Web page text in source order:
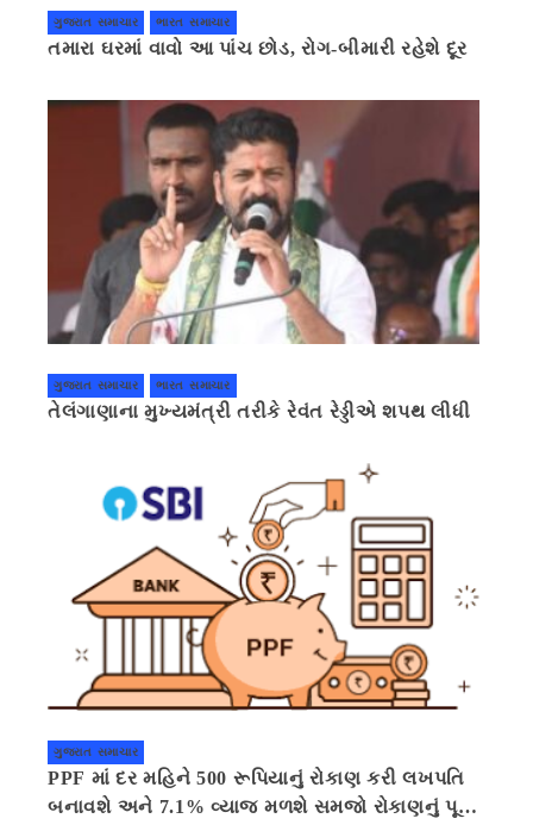
ગુજરાત સમાચાર ભારત સમાચાર
તમારા ઘરમાં વાવો આ પાંચ છોડ, રોગ-બીમારી રહેશે દૂર
ગુજરાત સમાચાર ભારત સમાચાર
તેલંગાણાના મુખ્યમંત્રી તરીકે રેવંત રેડ્ડીએ શપથ લીધી
ગુજરાત સમાચાર
PPF માં દર મહિને 500 રૂપિયાનું રોકાણ કરી લખપતિ
બનાવશે અને 7.1% વ્યાજ મળશે સમજો રોકાણનું પૂરું